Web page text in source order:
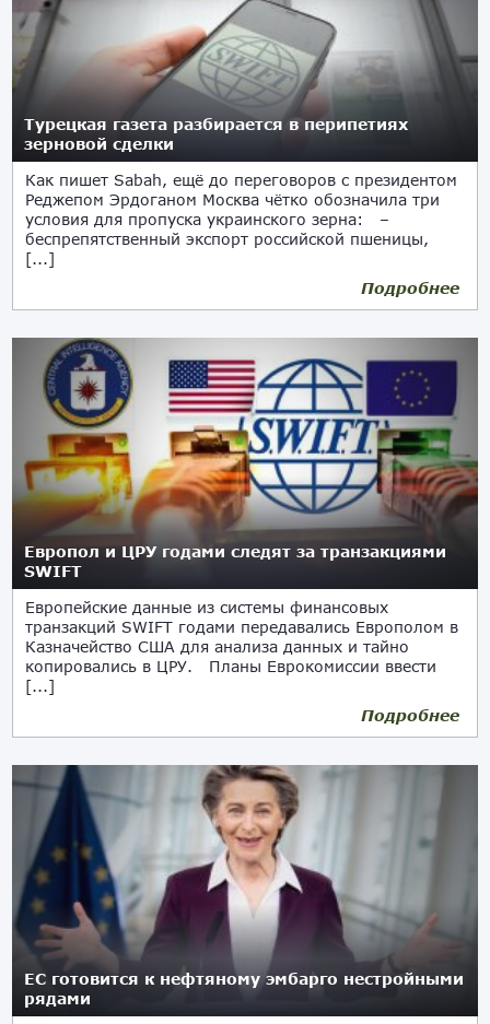
Турецкая газета разбирается в перипетиях
зерновой сделки
Как пишет Sabah, ещё до переговоров с президентом
Реджепом Эрдоганом Москва чётко обозначила три
условия для пропуска украинского зерна: –
беспрепятственный экспорт российской пшеницы,
[...]
Подробнее
Европол и ЦРУ годами следят за транзакциями
SWIFT
Европейские данные из системы финансовых
транзакций SWIFT годами передавались Европолом в
Казначейство США для анализа данных и тайно
копировались в ЦРУ. Планы Еврокомиссии ввести
[...]
Подробнее
ЕС готовится к нефтяному эмбарго нестройными
рядами